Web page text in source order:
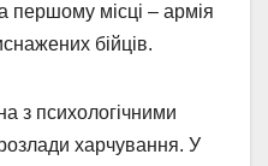
першому місці – армія
бійців.
з психологічними
харчування. У